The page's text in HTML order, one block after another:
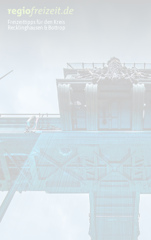
Freizeittipps für den Kreis
Recklinghausen & Bottrop
Sport + Bewegung
Freizeitregion